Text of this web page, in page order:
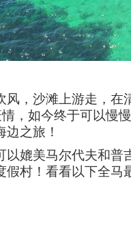
风，沙滩上游走，
，如今终于可以慢
之旅！
以媲美马尔代夫和
假村！看看以下全